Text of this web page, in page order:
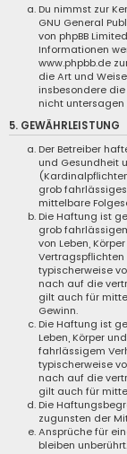
Du nimmst zur
GNU General
von phpBB
Informationen
www.phpbb.de
die Art und
insbesondere
nicht untersagen
5. GEWÄHRLEISTUNG
Der Betreiber
und Gesundheit
grob
mittelbare
Die Haftung ist
grob
von Leben,
typischerweise
nach auf die
gilt auch für
Gewinn.
Die Haftung ist
Leben, Körper
fahrlässigem
typischerweise
nach auf die
gilt auch für
Die
zugunsten der
Ansprüche für
bleiben unberührt.